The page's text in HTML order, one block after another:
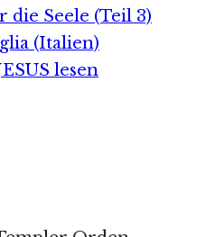
die Seele (Teil 3)
(Italien)
lesen